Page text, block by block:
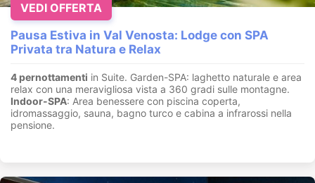
Pausa Estiva in Val Venosta: Lodge con SPA
Privata tra Natura e Relax
4 pernottamenti in Suite. Garden-SPA: laghetto naturale e area
relax con una meravigliosa vista a 360 gradi sulle montagne.
Indoor-SPA: Area benessere con piscina coperta,
idromassaggio, sauna, bagno turco e cabina a infrarossi nella
pensione.
VEDI OFFERTA